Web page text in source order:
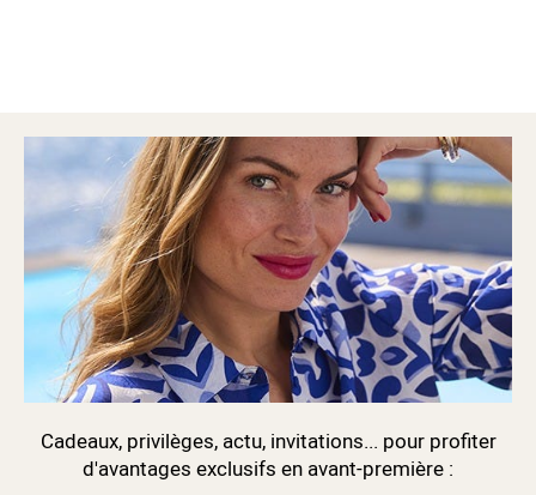
Cadeaux, privilèges, actu, invitations... pour profiter
d'avantages exclusifs en avant-première :